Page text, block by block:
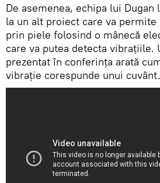
De asemenea, echipa lui Dugan
la un alt proiect care va permite
prin piele folosind o mânecă
care va putea detecta vibrațiile.
prezentat în conferința arată
vibrație corespunde unui cuvânt.